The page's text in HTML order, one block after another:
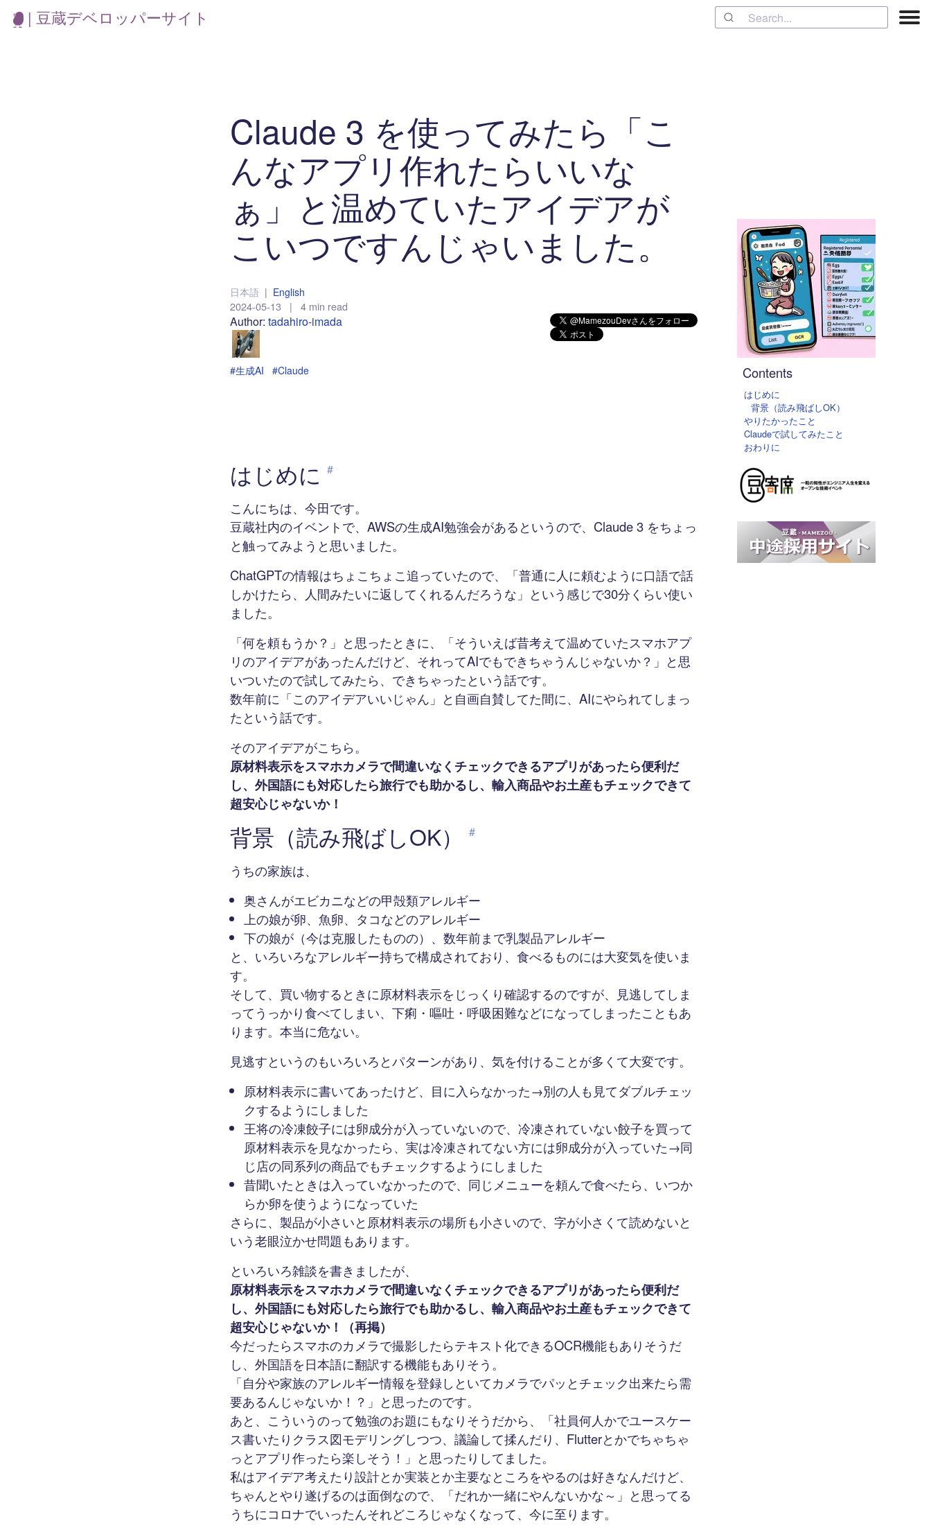
| 豆蔵デベロッパーサイト
Contents
はじめに
背景（読み飛ばしOK）
やりたかったこと
Claudeで試してみたこと
おわりに
Claude 3 を使ってみたら「こ
んなアプリ作れたらいいな
ぁ」と温めていたアイデアが
こいつですんじゃいました。
日本語 | English
2024-05-13 | 4 min read
Author: tadahiro-imada
#生成AI #Claude
はじめに #
こんにちは、今田です。
豆蔵社内のイベントで、AWSの生成AI勉強会があるというので、Claude 3 をちょっ
と触ってみようと思いました。
ChatGPTの情報はちょこちょこ追っていたので、「普通に人に頼むように口語で話
しかけたら、人間みたいに返してくれるんだろうな」という感じで30分くらい使い
ました。
「何を頼もうか？」と思ったときに、「そういえば昔考えて温めていたスマホアプ
リのアイデアがあったんだけど、それってAIでもできちゃうんじゃないか？」と思
いついたので試してみたら、できちゃったという話です。
数年前に「このアイデアいいじゃん」と自画自賛してた間に、AIにやられてしまっ
たという話です。
そのアイデアがこちら。
原材料表示をスマホカメラで間違いなくチェックできるアプリがあったら便利だ
し、外国語にも対応したら旅行でも助かるし、輸入商品やお土産もチェックできて
超安心じゃないか！
背景（読み飛ばしOK） #
うちの家族は、
奥さんがエビカニなどの甲殻類アレルギー
上の娘が卵、魚卵、タコなどのアレルギー
下の娘が（今は克服したものの）、数年前まで乳製品アレルギー
と、いろいろなアレルギー持ちで構成されており、食べるものには大変気を使いま
す。
そして、買い物するときに原材料表示をじっくり確認するのですが、見逃してしま
ってうっかり食べてしまい、下痢・嘔吐・呼吸困難などになってしまったこともあ
ります。本当に危ない。
見逃すというのもいろいろとパターンがあり、気を付けることが多くて大変です。
原材料表示に書いてあったけど、目に入らなかった→別の人も見てダブルチェッ
クするようにしました
王将の冷凍餃子には卵成分が入っていないので、冷凍されていない餃子を買って
原材料表示を見なかったら、実は冷凍されてない方には卵成分が入っていた→同
じ店の同系列の商品でもチェックするようにしました
昔聞いたときは入っていなかったので、同じメニューを頼んで食べたら、いつか
らか卵を使うようになっていた
さらに、製品が小さいと原材料表示の場所も小さいので、字が小さくて読めないと
いう老眼泣かせ問題もあります。
といろいろ雑談を書きましたが、
原材料表示をスマホカメラで間違いなくチェックできるアプリがあったら便利だ
し、外国語にも対応したら旅行でも助かるし、輸入商品やお土産もチェックできて
超安心じゃないか！（再掲）
今だったらスマホのカメラで撮影したらテキスト化できるOCR機能もありそうだ
し、外国語を日本語に翻訳する機能もありそう。
「自分や家族のアレルギー情報を登録しといてカメラでパッとチェック出来たら需
要あるんじゃないか！？」と思ったのです。
あと、こういうのって勉強のお題にもなりそうだから、「社員何人かでユースケー
ス書いたりクラス図モデリングしつつ、議論して揉んだり、Flutterとかでちゃちゃ
っとアプリ作ったら楽しそう！」と思ったりしてました。
私はアイデア考えたり設計とか実装とか主要なところをやるのは好きなんだけど、
ちゃんとやり遂げるのは面倒なので、「だれか一緒にやんないかな～」と思ってる
うちにコロナでいったんそれどころじゃなくなって、今に至ります。